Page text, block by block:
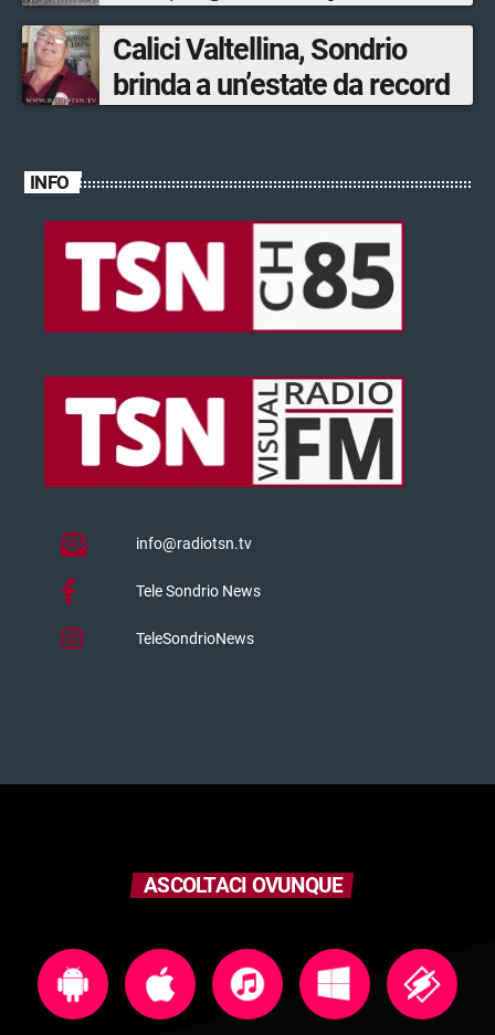
ventinovenne
Calici Valtellina, Sondrio
brinda a un’estate da record
INFO
info@radiotsn.tv
Tele Sondrio News
TeleSondrioNews
ASCOLTACI OVUNQUE